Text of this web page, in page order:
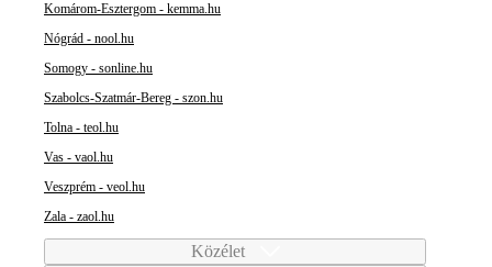
Komárom-Esztergom - kemma.hu
Nógrád - nool.hu
Somogy - sonline.hu
Szabolcs-Szatmár-Bereg - szon.hu
Tolna - teol.hu
Vas - vaol.hu
Veszprém - veol.hu
Zala - zaol.hu
Közélet